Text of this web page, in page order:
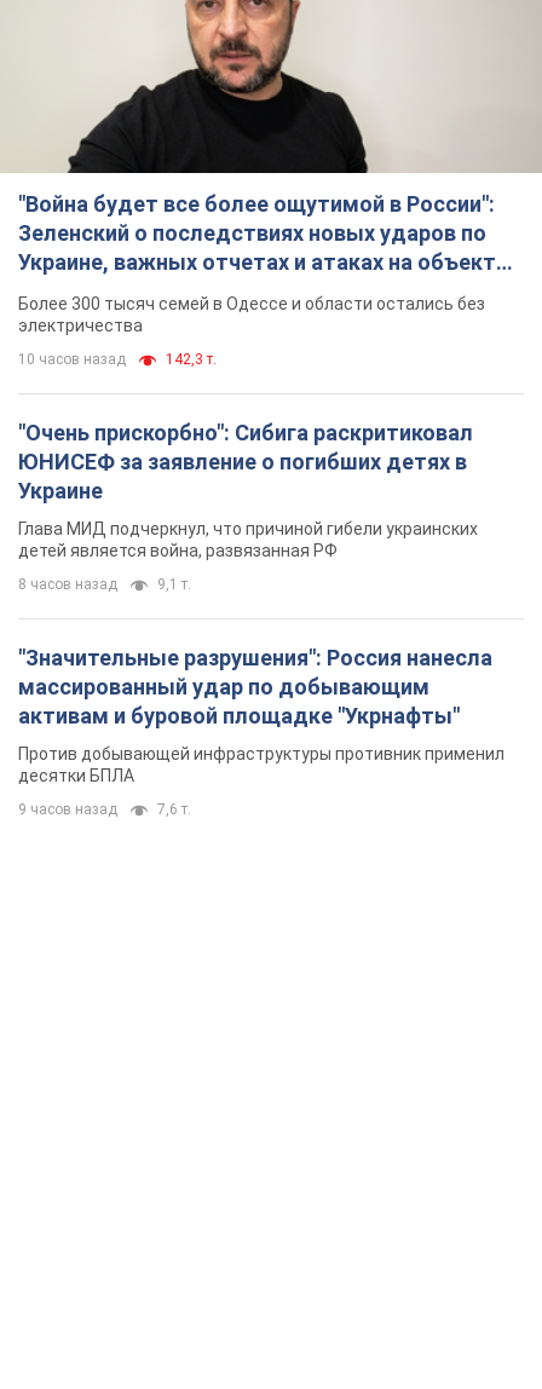
"Война будет все более ощутимой в России":
Зеленский о последствиях новых ударов по
Украине, важных отчетах и атаках на объекты
противника. Видео
Более 300 тысяч семей в Одессе и области остались без
электричества
10 часов назад 142,3 т.
"Очень прискорбно": Сибига раскритиковал
ЮНИСЕФ за заявление о погибших детях в
Украине
Глава МИД подчеркнул, что причиной гибели украинских
детей является война, развязанная РФ
8 часов назад 9,1 т.
"Значительные разрушения": Россия нанесла
массированный удар по добывающим
активам и буровой площадке "Укрнафты"
Против добывающей инфраструктуры противник применил
десятки БПЛА
9 часов назад 7,6 т.